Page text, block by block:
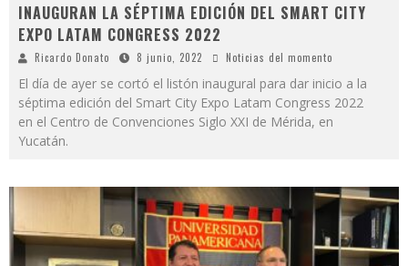
INAUGURAN LA SÉPTIMA EDICIÓN DEL SMART CITY
EXPO LATAM CONGRESS 2022
Ricardo Donato 8 junio, 2022 Noticias del momento
El día de ayer se cortó el listón inaugural para dar inicio a la
séptima edición del Smart City Expo Latam Congress 2022
en el Centro de Convenciones Siglo XXI de Mérida, en
Yucatán.